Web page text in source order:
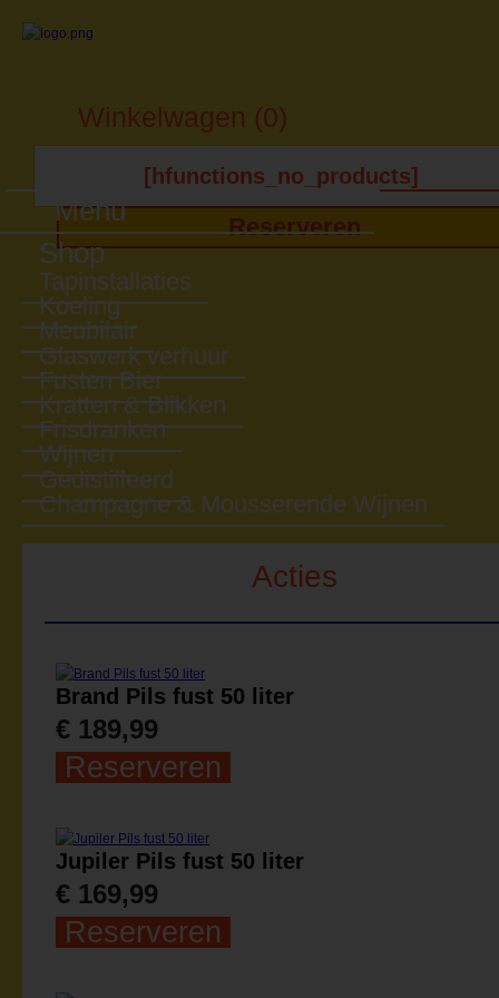
Winkelwagen (0)
[hfunctions_no_products]
Reserveren
Menu
Shop
Tapinstallaties
Koeling
Meubilair
Glaswerk verhuur
Fusten Bier
Kratten & Blikken
Frisdranken
Wijnen
Gedistilleerd
Champagne & Mousserende Wijnen
Acties
Brand Pils fust 50 liter
€ 189,99
Reserveren
Jupiler Pils fust 50 liter
€ 169,99
Reserveren